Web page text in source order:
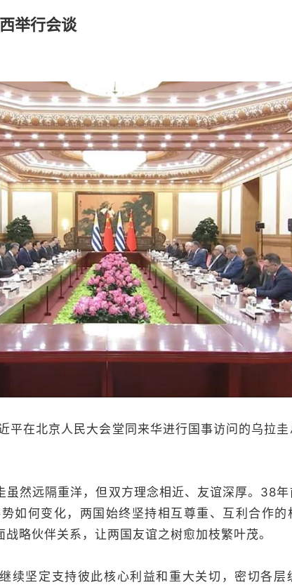
举行会谈
在北京人民大会堂同来华进行国事访问的乌拉圭
然远隔重洋，但双方理念相近、友谊深厚。38年
如何变化，两国始终坚持相互尊重、互利合作的
略伙伴关系，让两国友谊之树愈加枝繁叶茂。
坚定支持彼此核心利益和重大关切，密切各层